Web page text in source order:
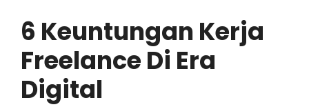
6 Keuntungan Kerja
Freelance Di Era
Digital